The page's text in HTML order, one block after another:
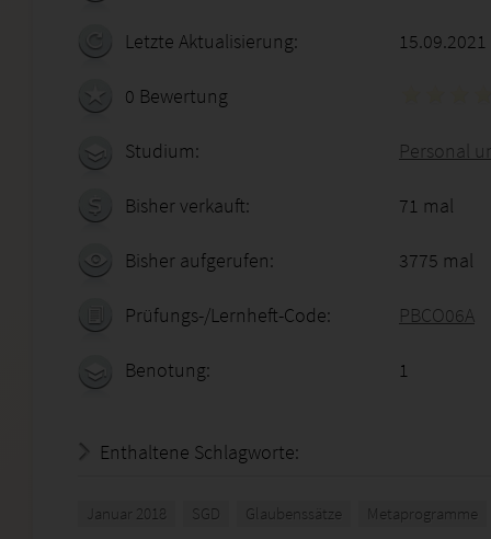
Letzte Aktualisierung: 15.09.2021
0 Bewertung
Studium: Personal
Bisher verkauft: 71 mal
Bisher aufgerufen: 3775 mal
Prüfungs-/Lernheft-Code: PBCO06A
Benotung: 1
Enthaltene Schlagworte:
Januar 2018 SGD Glaubenssätze Metaprogramme